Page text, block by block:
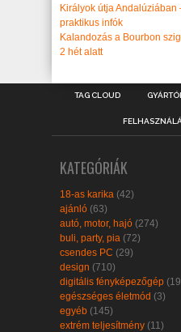
Királyok útja Andalúziában
praktikus infók
Kalandozás a Bourbon
2 hét alatt
TAG CLOUD
KATEGÓRIÁK
18-as karika (42)
ajánló (63)
autó, motor, hajó (274)
buli, party, pia (72)
csendes PC (29)
design (710)
digitális fényképezőgép
egészséges életmód (3)
egyéb (145)
extrém teljesítmény (11)